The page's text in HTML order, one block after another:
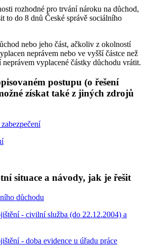
rozhodné pro trvání nároku na důchod,
to do 8 dnů České správě sociálního
nebo jeho část, ačkoliv z okolností
neprávem nebo ve vyšší částce než
vyplacené částky důchodu vrátit.
postupu (o řešení
získat také z jiných zdrojů
situace a návody, jak je řešit
důchodu
- civilní služba (do 22.12.2004) a
- doba evidence u úřadu práce